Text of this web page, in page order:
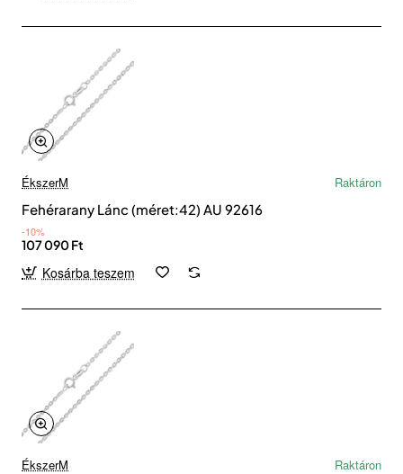
ÉkszerM
Raktáron
Fehérarany Lánc (méret:42) AU 92616
-10%
107 090 Ft
Kosárba teszem
ÉkszerM
Raktáron